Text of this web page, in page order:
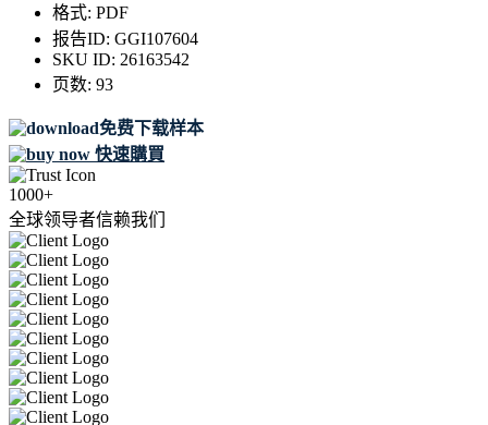
格式: PDF
报告ID: GGI107604
SKU ID: 26163542
页数: 93
免费下载样本
快速購買
1000+
全球领导者信赖我们